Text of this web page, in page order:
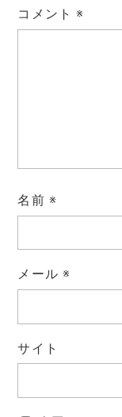
コメント※
名前 ※
メール ※
サイト